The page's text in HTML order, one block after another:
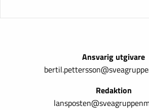
Ansvarig utgivare
Redaktion